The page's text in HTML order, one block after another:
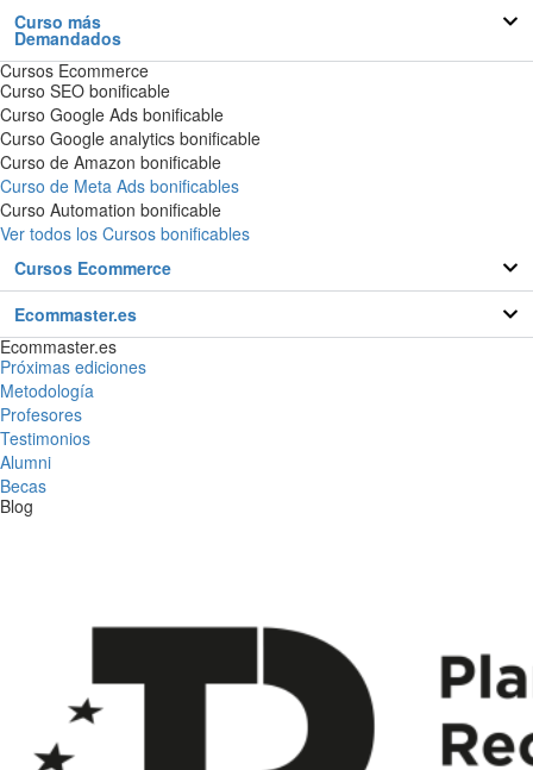
Curso más
Demandados
Cursos Ecommerce
Curso SEO bonificable
Curso Google Ads bonificable
Curso Google analytics bonificable
Curso de Amazon bonificable
Curso de Meta Ads bonificables
Curso Automation bonificable
Ver todos los Cursos bonificables
Cursos Ecommerce
Ecommaster.es
Ecommaster.es
Próximas ediciones
Metodología
Profesores
Testimonios
Alumni
Becas
Blog